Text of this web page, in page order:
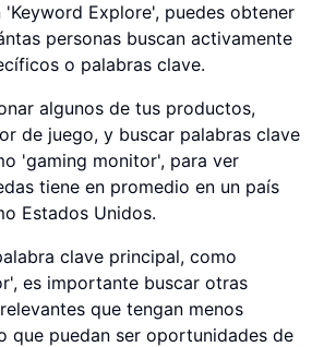
Explore', puedes obtener
personas buscan activamente
o palabras clave.
algunos de tus productos,
de juego, y buscar palabras clave
'gaming monitor', para ver
tiene en promedio en un país
Estados Unidos.
clave principal, como
es importante buscar otras
que tengan menos
que puedan ser oportunidades de